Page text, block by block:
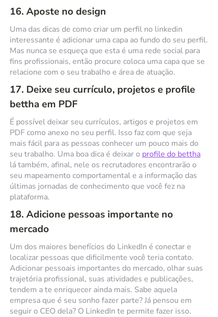
16. Aposte no design
Uma das dicas de como criar um perfil no linkedin
interessante é adicionar uma capa ao fundo do seu perfil.
Mas nunca se esqueça que esta é uma rede social para
fins profissionais, então procure coloca uma capa que se
relacione com o seu trabalho e área de atuação.
17. Deixe seu currículo, projetos e profile
bettha em PDF
É possível deixar seu currículos, artigos e projetos em
PDF como anexo no seu perfil. Isso faz com que seja
mais fácil para as pessoas conhecer um pouco mais do
seu trabalho. Uma boa dica é deixar o profile do bettha
lá também, afinal, nele os recrutadores encontrarão o
seu mapeamento comportamental e a informação das
últimas jornadas de conhecimento que você fez na
plataforma.
18. Adicione pessoas importante no
mercado
Um dos maiores benefícios do LinkedIn é conectar e
localizar pessoas que dificilmente você teria contato.
Adicionar pessoais importantes do mercado, olhar suas
trajetória profissional, suas atividades e publicações,
tendem a te enriquecer ainda mais. Sabe aquela
empresa que é seu sonho fazer parte? Já pensou em
seguir o CEO dela? O LinkedIn te permite fazer isso.